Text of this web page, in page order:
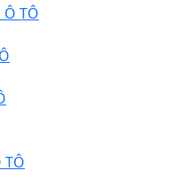
Ô TÔ
TÔ